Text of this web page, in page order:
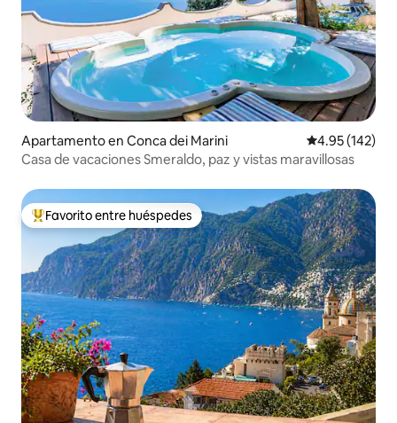
Apartamento en Conca dei Marini Calificación
4.95 (142)
Casa de vacaciones Smeraldo, paz y vistas maravillosas
Favorito entre huéspedes preferido
Favorito entre huéspedes